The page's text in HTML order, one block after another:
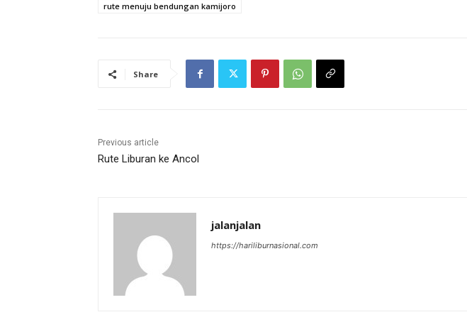
rute menuju bendungan kamijoro
Share
Previous article
Rute Liburan ke Ancol
jalanjalan
https://hariliburnasional.com